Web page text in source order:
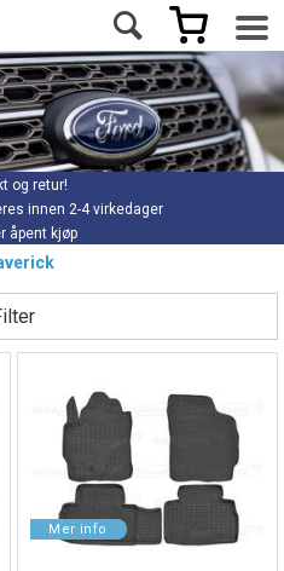
og retur!
innen 2-4 virkedager
åpent kjøp